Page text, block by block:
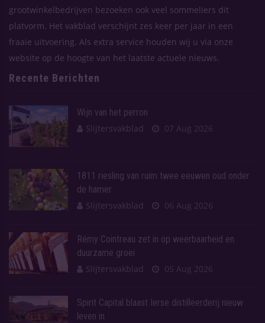
grootwinkelbedrijven bezoeken ook veel sommeliers dit
platvorm. Het vakblad verschijnt zes keer per jaar in een
fraaie uitvoering. Als extra service houden wij u via onze
website op de hoogte van het laatste actuele nieuws.
Recente Berichten
Wijn van het perron
Slijtersvakblad
07 Aug 2026
1811 riesling van ruim twee eeuwen oud onder
de hamer
Slijtersvakblad
06 Aug 2026
Rémy Cointreau zet in op weerbaarheid en
duurzame groei
Slijtersvakblad
05 Aug 2026
Spirit Capital blaast Ierse distilleerderij nieuw
leven in